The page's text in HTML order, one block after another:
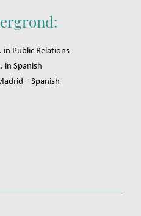
Public Relations
Spanish
– Spanish